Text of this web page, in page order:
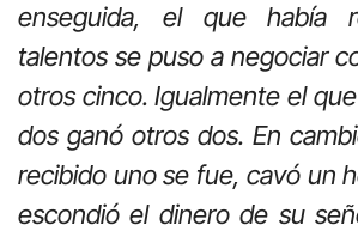
enseguida, el que había
talentos se puso a negociar
otros cinco. Igualmente el
dos ganó otros dos. En
recibido uno se fue, cavó un
escondió el dinero de su